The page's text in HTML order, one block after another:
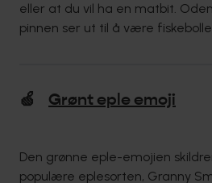
eller at du vil ha en matbit.
pinnen ser ut til å være
🍏 Grønt eple emoji
Den grønne eple-emojien
populære eplesorten, Granny